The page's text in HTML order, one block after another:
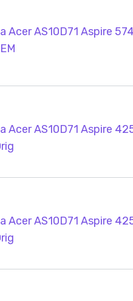
AS10D71 Aspire
Acer AS10D71 Aspire
Acer AS10D71 Aspire